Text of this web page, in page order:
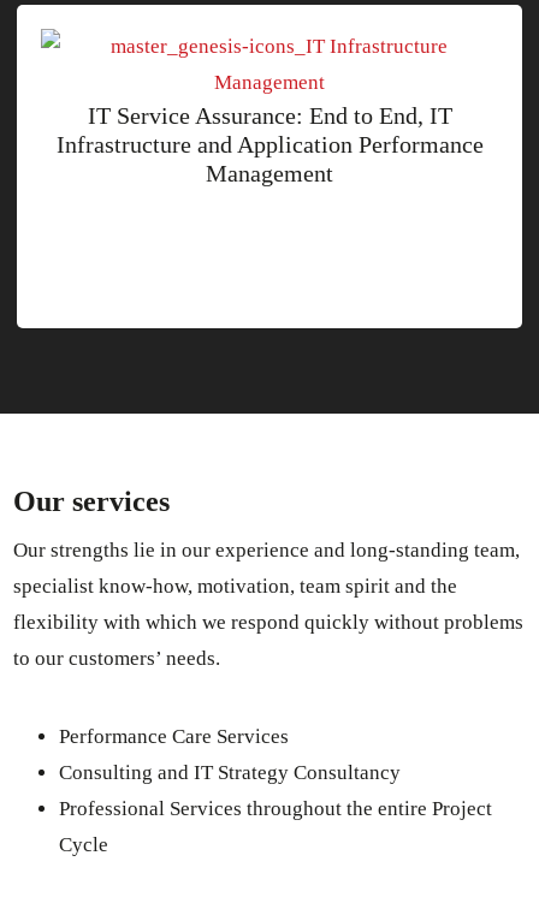
IT Service Assurance: End to End, IT
Infrastructure and Application Performance
Management
Our services
Our strengths lie in our experience and long-standing team,
specialist know-how, motivation, team spirit and the
flexibility with which we respond quickly without problems
to our customers’ needs.
Performance Care Services
Consulting and IT Strategy Consultancy
Professional Services throughout the entire Project
Cycle